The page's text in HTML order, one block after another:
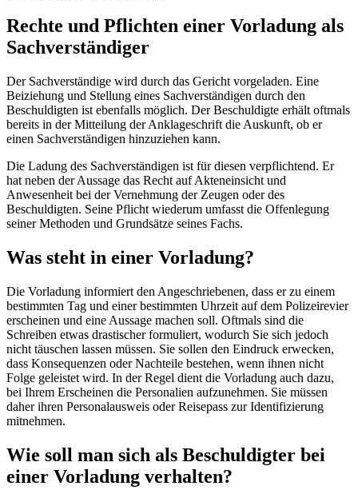
Rechte und Pflichten einer Vorladung als
Sachverständiger
Der Sachverständige wird durch das Gericht vorgeladen. Eine
Beiziehung und Stellung eines Sachverständigen durch den
Beschuldigten ist ebenfalls möglich. Der Beschuldigte erhält oftmals
bereits in der Mitteilung der Anklageschrift die Auskunft, ob er
einen Sachverständigen hinzuziehen kann.
Die Ladung des Sachverständigen ist für diesen verpflichtend. Er
hat neben der Aussage das Recht auf Akteneinsicht und
Anwesenheit bei der Vernehmung der Zeugen oder des
Beschuldigten. Seine Pflicht wiederum umfasst die Offenlegung
seiner Methoden und Grundsätze seines Fachs.
Was steht in einer Vorladung?
Die Vorladung informiert den Angeschriebenen, dass er zu einem
bestimmten Tag und einer bestimmten Uhrzeit auf dem Polizeirevier
erscheinen und eine Aussage machen soll. Oftmals sind die
Schreiben etwas drastischer formuliert, wodurch Sie sich jedoch
nicht täuschen lassen müssen. Sie sollen den Eindruck erwecken,
dass Konsequenzen oder Nachteile bestehen, wenn ihnen nicht
Folge geleistet wird. In der Regel dient die Vorladung auch dazu,
bei Ihrem Erscheinen die Personalien aufzunehmen. Sie müssen
daher ihren Personalausweis oder Reisepass zur Identifizierung
mitnehmen.
Wie soll man sich als Beschuldigter bei
einer Vorladung verhalten?